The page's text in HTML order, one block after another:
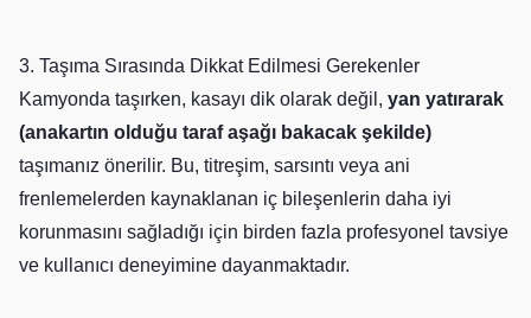
3. Taşıma Sırasında Dikkat Edilmesi Gerekenler
Kamyonda taşırken, kasayı dik olarak değil, yan yatırarak
(anakartın olduğu taraf aşağı bakacak şekilde)
taşımanız önerilir. Bu, titreşim, sarsıntı veya ani
frenlemelerden kaynaklanan iç bileşenlerin daha iyi
korunmasını sağladığı için birden fazla profesyonel tavsiye
ve kullanıcı deneyimine dayanmaktadır.